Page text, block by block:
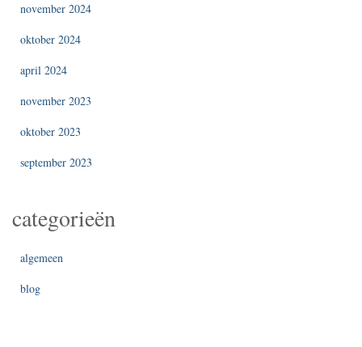
november 2024
oktober 2024
april 2024
november 2023
oktober 2023
september 2023
categorieën
algemeen
blog